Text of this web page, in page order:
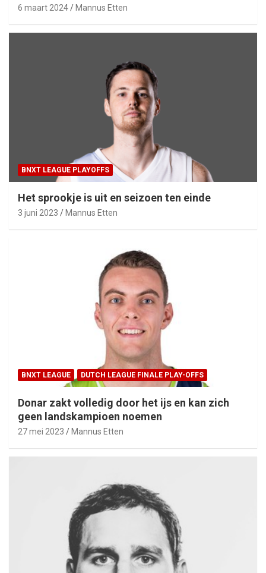
6 maart 2024 Mannus Etten
BNXT LEAGUE PLAYOFFS
Het sprookje is uit en seizoen ten einde
3 juni 2023 Mannus Etten
BNXT LEAGUE DUTCH LEAGUE FINALE PLAY-OFFS
Donar zakt volledig door het ijs en kan zich
geen landskampioen noemen
27 mei 2023 Mannus Etten